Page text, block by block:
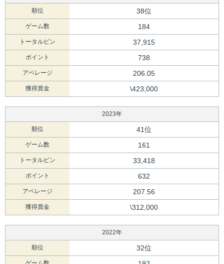
順位 38位
ゲーム数 184
トータルピン 37,915
ポイント 738
アベレージ 206.05
獲得賞金 \423,000
2023年
順位 41位
ゲーム数 161
トータルピン 33,418
ポイント 632
アベレージ 207.56
獲得賞金 \312,000
2022年
順位 32位